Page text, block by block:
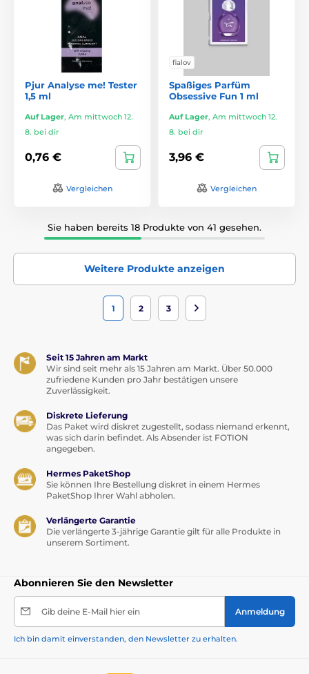
Pjur Analyse me! Tester
1,5 ml
Auf Lager, Am mittwoch 12.
8. bei dir
0,76 €
Vergleichen
fialov
Spaßiges Parfüm
Obsessive Fun 1 ml
Auf Lager, Am mittwoch 12.
8. bei dir
3,96 €
Vergleichen
Sie haben bereits 18 Produkte von 41 gesehen.
Weitere Produkte anzeigen
1 2 3
Seit 15 Jahren am Markt
Wir sind seit mehr als 15 Jahren am Markt. Über 50.000
zufriedene Kunden pro Jahr bestätigen unsere
Zuverlässigkeit.
Diskrete Lieferung
Das Paket wird diskret zugestellt, sodass niemand erkennt,
was sich darin befindet. Als Absender ist FOTION
angegeben.
Hermes PaketShop
Sie können Ihre Bestellung diskret in einem Hermes
PaketShop Ihrer Wahl abholen.
Verlängerte Garantie
Die verlängerte 3-jährige Garantie gilt für alle Produkte in
unserem Sortiment.
Abonnieren Sie den Newsletter
Gib deine E-Mail hier ein Anmeldung
Ich bin damit einverstanden, den Newsletter zu erhalten.